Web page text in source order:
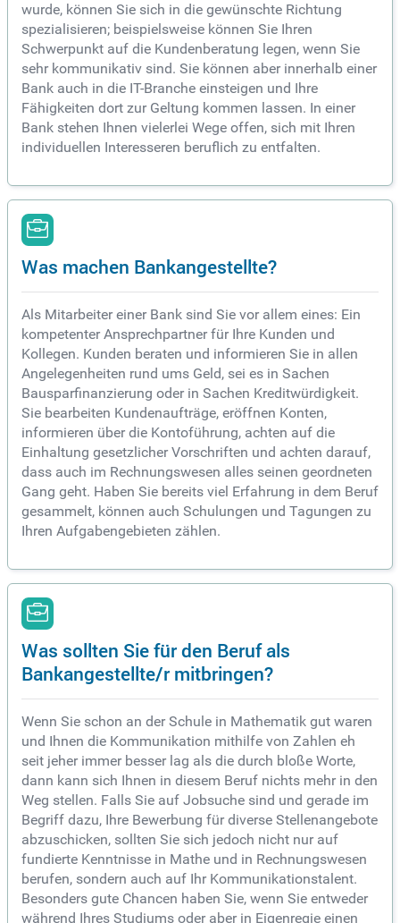
wurde, können Sie sich in die gewünschte Richtung
spezialisieren; beispielsweise können Sie Ihren
Schwerpunkt auf die Kundenberatung legen, wenn Sie
sehr kommunikativ sind. Sie können aber innerhalb einer
Bank auch in die IT-Branche einsteigen und Ihre
Fähigkeiten dort zur Geltung kommen lassen. In einer
Bank stehen Ihnen vielerlei Wege offen, sich mit Ihren
individuellen Interesseren beruflich zu entfalten.
Was machen Bankangestellte?
Als Mitarbeiter einer Bank sind Sie vor allem eines: Ein
kompetenter Ansprechpartner für Ihre Kunden und
Kollegen. Kunden beraten und informieren Sie in allen
Angelegenheiten rund ums Geld, sei es in Sachen
Bausparfinanzierung oder in Sachen Kreditwürdigkeit.
Sie bearbeiten Kundenaufträge, eröffnen Konten,
informieren über die Kontoführung, achten auf die
Einhaltung gesetzlicher Vorschriften und achten darauf,
dass auch im Rechnungswesen alles seinen geordneten
Gang geht. Haben Sie bereits viel Erfahrung in dem Beruf
gesammelt, können auch Schulungen und Tagungen zu
Ihren Aufgabengebieten zählen.
Was sollten Sie für den Beruf als
Bankangestellte/r mitbringen?
Wenn Sie schon an der Schule in Mathematik gut waren
und Ihnen die Kommunikation mithilfe von Zahlen eh
seit jeher immer besser lag als die durch bloße Worte,
dann kann sich Ihnen in diesem Beruf nichts mehr in den
Weg stellen. Falls Sie auf Jobsuche sind und gerade im
Begriff dazu, Ihre Bewerbung für diverse Stellenangebote
abzuschicken, sollten Sie sich jedoch nicht nur auf
fundierte Kenntnisse in Mathe und in Rechnungswesen
berufen, sondern auch auf Ihr Kommunikationstalent.
Besonders gute Chancen haben Sie, wenn Sie entweder
während Ihres Studiums oder aber in Eigenregie einen